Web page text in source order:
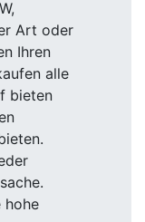
Art oder
Ihren
alle
bieten
hohe